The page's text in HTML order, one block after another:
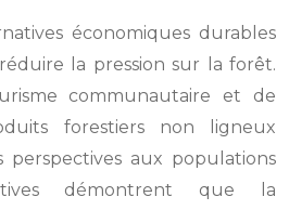
économiques durables
la pression sur la forêt.
communautaire et de
forestiers non ligneux
aux populations
démontrent que la